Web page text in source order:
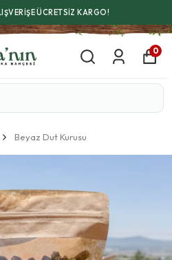
ÜCRETSİZ KARGO!
0
Beyaz Dut Kurusu